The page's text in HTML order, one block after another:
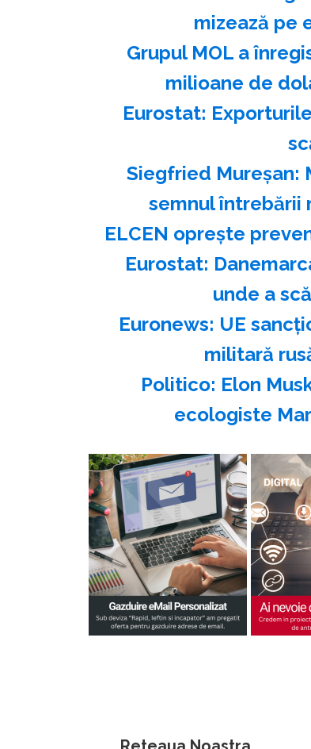
mizează pe
Grupul MOL a
milioane de
Eurostat:
Siegfried Mureşan:
semnul întrebării
ELCEN opreşte
Eurostat:
unde a
Euronews: UE
militară
Politico: Elon
ecologiste